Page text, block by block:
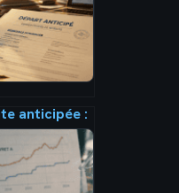
anticipée :
légaux
la vie
64 ans